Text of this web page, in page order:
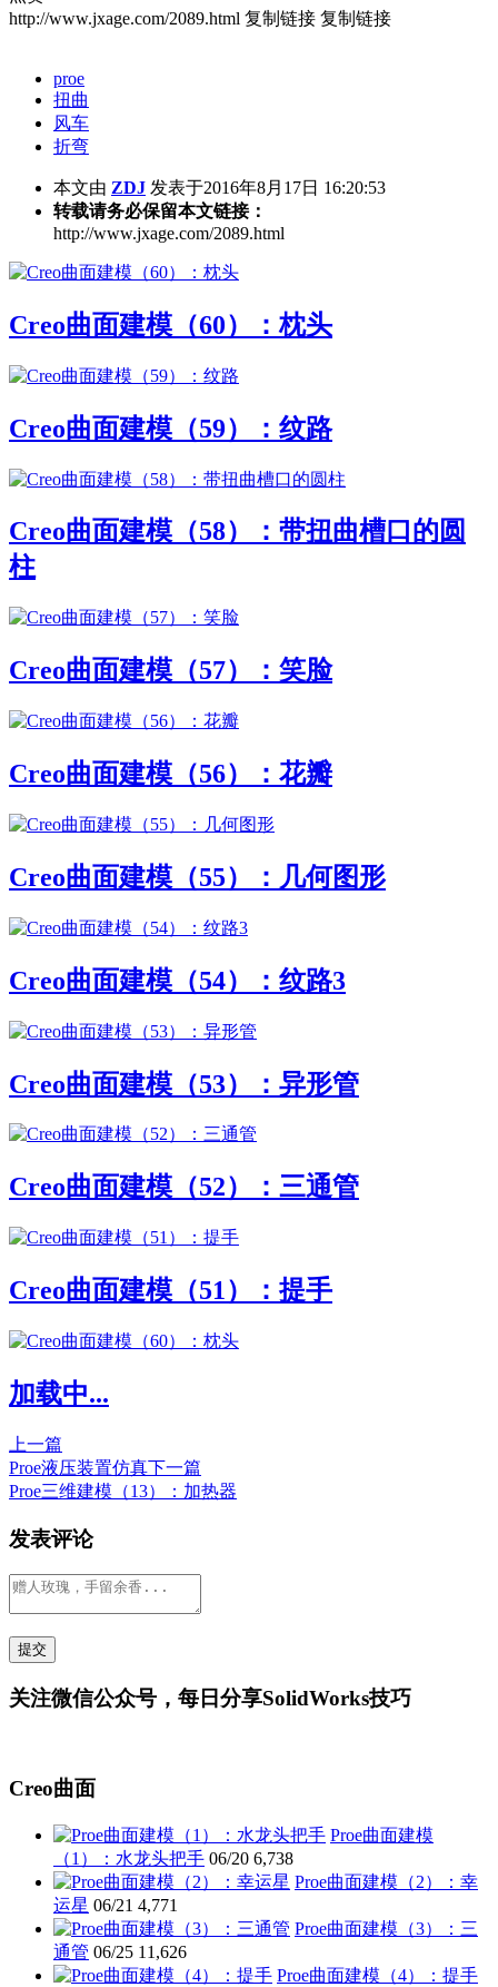
http://www.jxage.com/2089.html 复制链接 复制链接
proe
扭曲
风车
折弯
本文由 ZDJ 发表于2016年8月17日 16:20:53
转载请务必保留本文链接：
http://www.jxage.com/2089.html
Creo曲面建模（60）：枕头
Creo曲面建模（59）：纹路
Creo曲面建模（58）：带扭曲槽口的圆
柱
Creo曲面建模（57）：笑脸
Creo曲面建模（56）：花瓣
Creo曲面建模（55）：几何图形
Creo曲面建模（54）：纹路3
Creo曲面建模（53）：异形管
Creo曲面建模（52）：三通管
Creo曲面建模（51）：提手
加载中...
上一篇
Proe液压装置仿真下一篇
Proe三维建模（13）：加热器
发表评论
关注微信公众号，每日分享SolidWorks技巧
Creo曲面
Proe曲面建模
（1）：水龙头把手 06/20 6,738
Proe曲面建模（2）：幸
运星 06/21 4,771
Proe曲面建模（3）：三
通管 06/25 11,626
Proe曲面建模（4）：提手